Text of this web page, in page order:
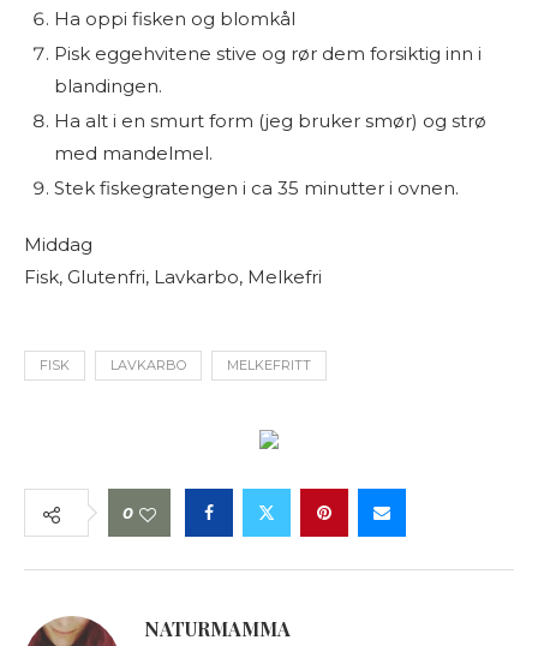
Ha oppi fisken og blomkål
Pisk eggehvitene stive og rør dem forsiktig inn i
blandingen.
Ha alt i en smurt form (jeg bruker smør) og strø
med mandelmel.
Stek fiskegratengen i ca 35 minutter i ovnen.
Middag
Fisk, Glutenfri, Lavkarbo, Melkefri
FISK LAVKARBO MELKEFRITT
0
NATURMAMMA